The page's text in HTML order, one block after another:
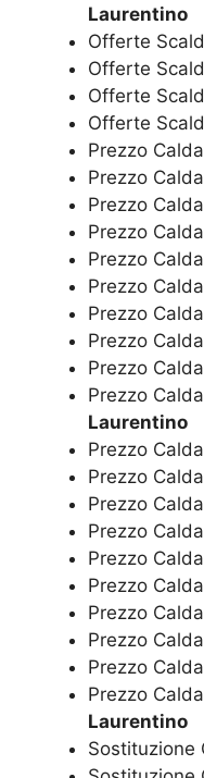
Laurentino
Offerte
Offerte
Offerte
Offerte
Prezzo
Prezzo
Prezzo
Prezzo
Prezzo
Prezzo
Prezzo
Prezzo
Prezzo
Prezzo
Laurentino
Prezzo
Prezzo
Prezzo
Prezzo
Prezzo
Prezzo
Prezzo
Prezzo
Prezzo
Prezzo
Laurentino
Sostituzione